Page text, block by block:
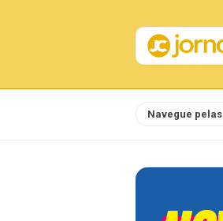
Navegue